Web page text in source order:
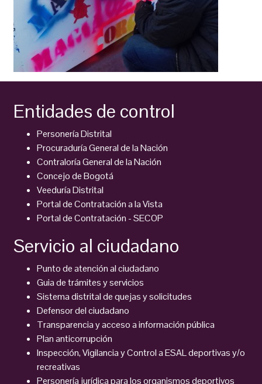
Entidades de control
Personería Distrital
Procuraduría General de la Nación
Contraloría General de la Nación
Concejo de Bogotá
Veeduría Distrital
Portal de Contratación a la Vista
Portal de Contratación - SECOP
Servicio al ciudadano
Punto de atención al ciudadano
Guia de trámites y servicios
Sistema distrital de quejas y solicitudes
Defensor del ciudadano
Transparencia y acceso a información pública
Plan anticorrupción
Inspección, Vigilancia y Control a ESAL deportivas y/o
recreativas
Personería jurídica para los organismos deportivos